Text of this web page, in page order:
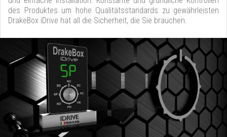
des Produktes um hohe Qualitätsstandards zu gewährleisten
DrakeBox iDrive hat all die Sicherheit, die Sie brauchen.